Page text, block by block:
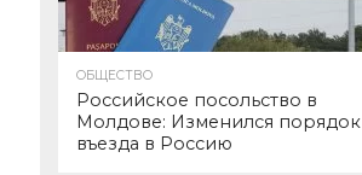
ОБЩЕСТВО
Российское посольство в
Молдове: Изменился порядок
въезда в Россию